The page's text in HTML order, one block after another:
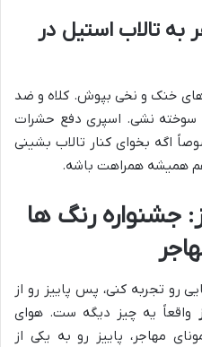
تالاب استیل در
های خنک و نخی بپوش. کلاه و ضد
سوخته نشی. اسپری دفع حشرات
اگه بخوای کنار تالاب بشینی
همیشه همراهت باشه.
جشنواره رنگ ها
رو تجربه کنی، پس پاییز رو از
واقعاً یه چیز دیگه ست. هوای
مهاجر، پاییز رو به یکی از